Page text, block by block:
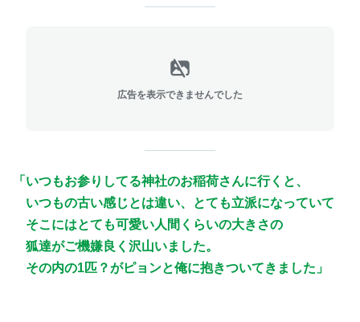
広告を表示できませんでした
「いつもお参りしてる神社のお稲荷さんに行くと、
いつもの古い感じとは違い、とても立派になっていて
そこにはとても可愛い人間くらいの大きさの
狐達がご機嫌良く沢山いました。
その内の1匹？がピョンと俺に抱きついてきました」